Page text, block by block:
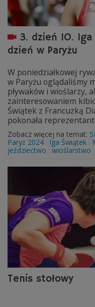
3. dzień IO.
dzień w Paryżu
W poniedziałkowej
w Paryżu oglądaliśmy
pływaków i wioślarzy,
zainteresowaniem
Świątek z Francuzką
pokonała
Zobacz więcej na temat:
Paryż 2024
Iga Świątek
jeździectwo
wioślarstwo
Tenis stołowy